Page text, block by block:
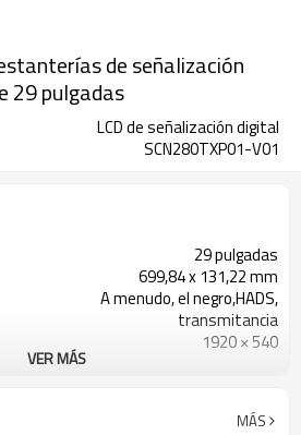
de señalización
29 pulgadas
LCD de señalización digital
SCN280TXP01-V01
29 pulgadas
699,84 x 131,22 mm
A menudo, el negro,HADS,
transmitancia
1920 × 540
Añadir módulo bluetooth opcional
VER MÁS
MÁS